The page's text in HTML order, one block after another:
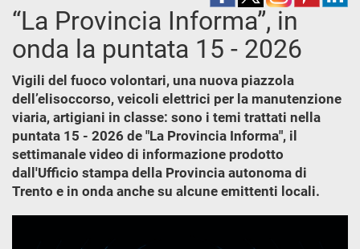
“La Provincia Informa”, in
onda la puntata 15 - 2026
Vigili del fuoco volontari, una nuova piazzola
dell’elisoccorso, veicoli elettrici per la manutenzione
viaria, artigiani in classe: sono i temi trattati nella
puntata 15 - 2026 de "La Provincia Informa", il
settimanale video di informazione prodotto
dall'Ufficio stampa della Provincia autonoma di
Trento e in onda anche su alcune emittenti locali.